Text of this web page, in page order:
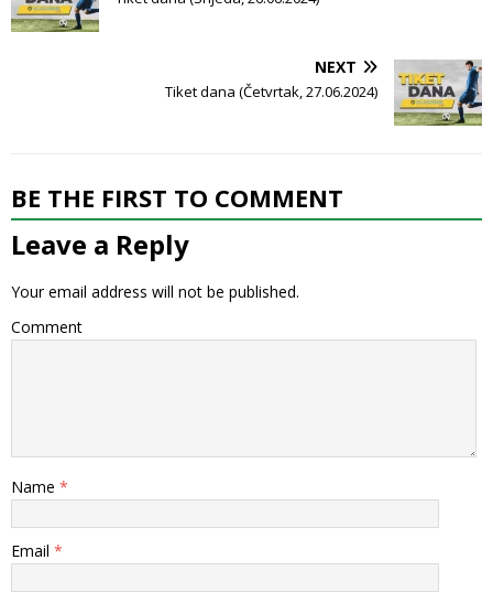
NEXT
Tiket dana (Četvrtak, 27.06.2024)
BE THE FIRST TO COMMENT
Leave a Reply
Your email address will not be published.
Comment
Name *
Email *